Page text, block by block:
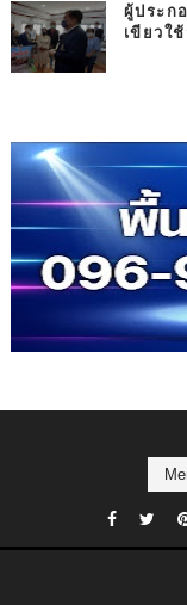
ผู้ประก
เขียวใ